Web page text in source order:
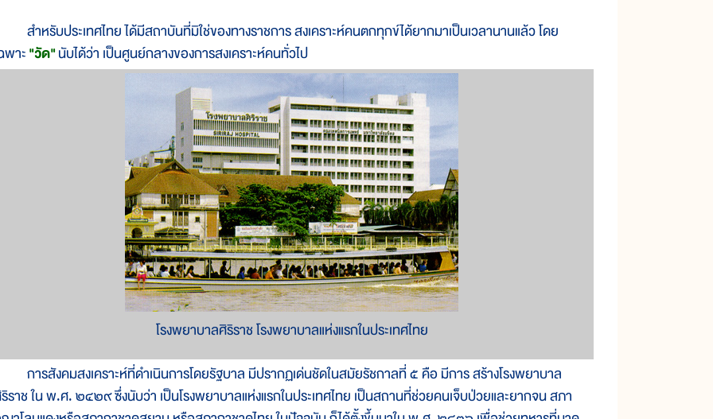
หรับประเทศไทย ได้มีสถาบันที่มิใช่ของทางราชการ สงเคราะห์คนตกทุกข์ได้ยากมาเป็นเวลานานแล้ว โดย
พาะ"วัด"นับได้ว่า เป็นศูนย์กลางของการสงเคราะห์คนทั่วไป
โรงพยาบาลศิริราช โรงพยาบาลแห่งแรกในประเทศไทย
รสังคมสงเคราะห์ที่ดำเนินการโดยรัฐบาล มีปรากฏเด่นชัดในสมัยรัชกาลที่ ๕ คือ มีการ สร้างโรงพยาบาล
ราช ใน พ.ศ. ๒๔๒๙ ซึ่งนับว่า เป็นโรงพยาบาลแห่งแรกในประเทศไทย เป็นสถานที่ช่วยคนเจ็บป่วยและยากจน สภา